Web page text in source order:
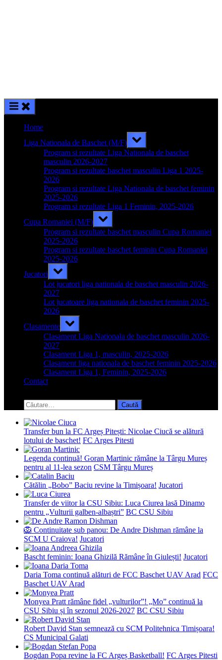
Home
Liga Nationala de Baschet (M/F)
Toggle
sub-
menu
Program si rezultate Liga Nationala de baschet
masculin 2026-2027
Program si rezultate baschet masculin Liga 1 2025-
2026
Program si rezultate Liga Nationala de baschet feminin
2025-2026
Program si rezultate Liga 1 Feminin, 2025-2026
Cupa Romaniei (M/F)
Toggle
sub-
menu
Program si rezultate baschet masculin Cupa Romaniei
2025-2026
Program si rezultate baschet feminin Cupa Romaniei
2025-2026
Jucatori
Toggle
sub-
menu
Lot jucatori liga nationala de baschet masculin 2026-
2027
Lot jucatoare liga nationala de baschet feminin 2025-
2026
Clasamente
Toggle
sub-
menu
Clasament Liga Nationala de baschet masculin 2026-
2027
Clasament Liga 1, masculin, 2025-2026
Clasament liga nationala de baschet feminin 2025-2026
Clasament Liga 1, Feminin, 2025-2026
Contact
search
form
Caută
după:
Transfer bun la FC Argeș Pitești: Nicolae Ciucă se alătură
lotului de baschet! FC Arges Pitesti
Legenda continuă! Goran Martinic rămâne la Târgu Mureș
pentru al 11-lea sezon CSM Târgu Mureș
Cătălin „Bobo” Baciu revine la Timișoara! Jucatori
Transfer de viitor la CSU Sibiu: Luca Ciurea lasă Dinamo
pentru „Vulturii galben-albaștri” BC CSU Sibiu
🦁 Continuitate sub panou: De Andre Dishman rămâne la
SCM U Craiova! Jucatori
Bascht feminin: Ioana Ghizilă Rămâne în Giulești! Jucatori
Daria Toma continuă alături de FCC Baschet UAV Arad FCC
Baschet UAV Arad
Monyea Pratt rămâne fidel „vulturilor”! „Mo” continuă la
CSU Sibiu și în sezonul 2026-2027 BC CSU Sibiu
Robert David Stan semnează cu SCM Politehnica Timișoara!
CS Municipal Galati
Bogdan Popa revine la FC Argeș Basketball! FC Arges Pitesti